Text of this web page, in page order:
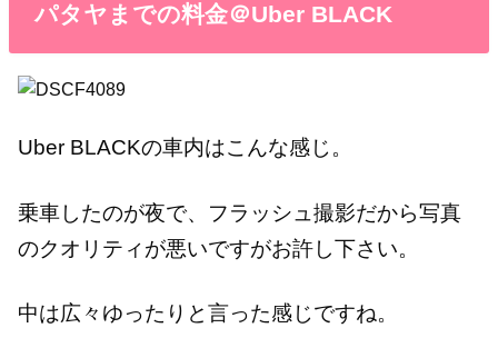
パタヤまでの料金＠Uber BLACK
Uber BLACKの車内はこんな感じ。
乗車したのが夜で、フラッシュ撮影だから写真
のクオリティが悪いですがお許し下さい。
中は広々ゆったりと言った感じですね。